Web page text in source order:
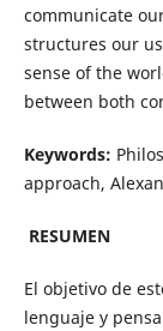
communicate
structures our
sense of the
between both
Keywords:
approach,
RESUMEN
El objetivo de
lenguaje y